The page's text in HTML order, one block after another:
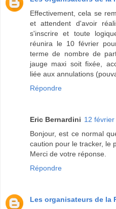
Effectivement, cela se
et attendent d'avoir
s'inscrire et toute
réunira le 10 février
terme de nombre de
jauge maxi soit fixée,
liée aux annulations
Répondre
Eric Bernardini 12
Bonjour, est ce normal
caution pour le tracker, le
Merci de votre réponse.
Répondre
Les organisateurs de la